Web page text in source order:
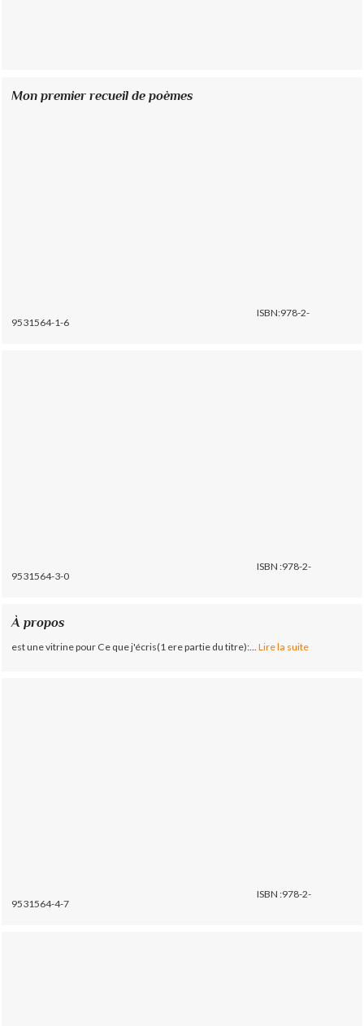
Mon premier recueil de poèmes
ISBN:978-2-
9531564-1-6
ISBN :978-2-
9531564-3-0
À propos
est une vitrine pour Ce que j'écris(1 ere partie du titre):... Lire la suite
ISBN :978-2-
9531564-4-7